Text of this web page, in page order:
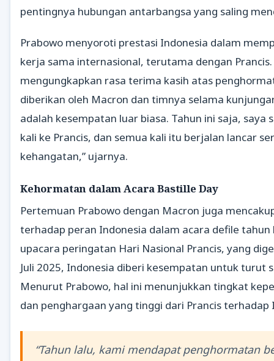
pentingnya hubungan antarbangsa yang saling
Prabowo menyoroti prestasi Indonesia dalam
kerja sama internasional, terutama dengan
mengungkapkan rasa terima kasih atas
diberikan oleh Macron dan timnya selama
adalah kesempatan luar biasa. Tahun ini saja, saya
kali ke Prancis, dan semua kali itu berjalan lancar
kehangatan,” ujarnya.
Kehormatan dalam Acara Bastille Day
Pertemuan Prabowo dengan Macron juga
terhadap peran Indonesia dalam acara defile tahun
upacara peringatan Hari Nasional Prancis, yang
Juli 2025, Indonesia diberi kesempatan untuk turut
Menurut Prabowo, hal ini menunjukkan tingkat
dan penghargaan yang tinggi dari Prancis terhadap
“Tahun lalu, kami mendapat penghormatan